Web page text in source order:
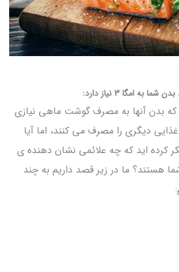
امگا 3 نیاز دارد:
بدن آنها به مصرف گوشت ماهی نیازی
دیگری را مصرف می کنند، اما آیا
کرده اید که چه علائمی نشان دهنده ی
3 در بدن شما هستند؟ ما در زیر قصد داریم به چند